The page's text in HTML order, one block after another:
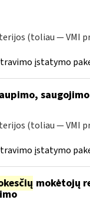
(toliau ― VMI
įstatymo
saugojimo
(toliau ― VMI
įstatymo
mokėtojų